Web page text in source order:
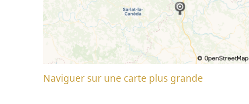
Naviguer sur une carte plus grande